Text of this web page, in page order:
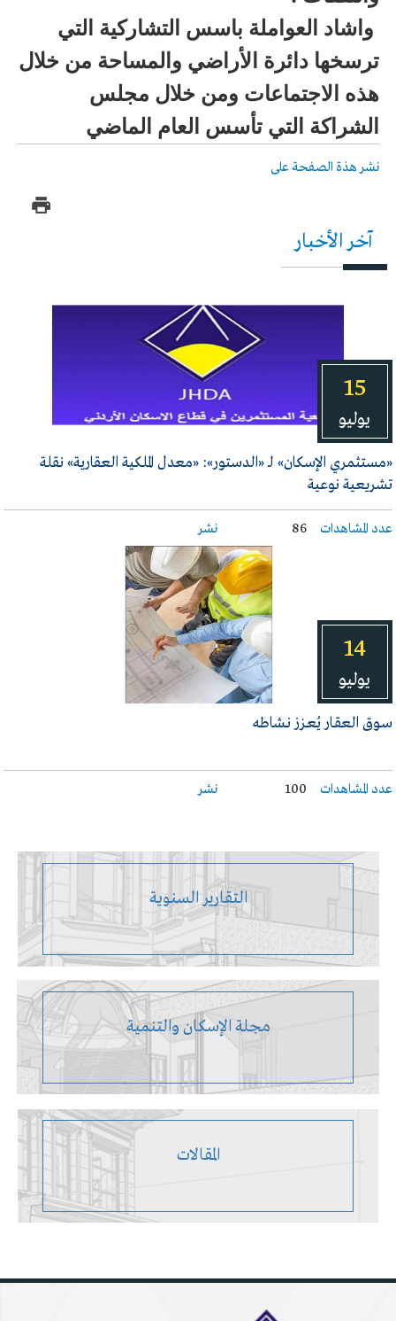
واشاد العواملة باسس التشاركية التي
ترسخها دائرة الأراضي والمساحة من خلال
هذه الاجتماعات ومن خلال مجلس
الشراكة التي تأسس العام الماضي
نشر هذة الصفحة على
آخر الأخبار
15
يوليو
«مستثمري الإسكان» لـ «الدستور»: «معدل الملكية العقارية» نقلة
تشريعية نوعية
نشر عدد المشاهدات 86
14
يوليو
سـوق العقـار يُعـزز نـشاطه
نشر عدد المشاهدات 100
التقارير السنوية
مجلة الإسكان والتنمية
المقالات